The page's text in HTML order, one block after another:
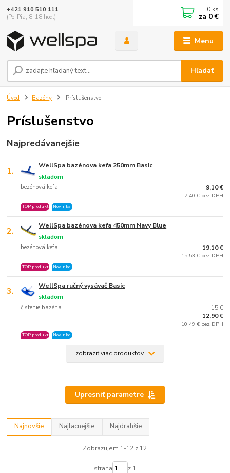
Menu
Hľadať
+421 910 510 111
(Po-Pia, 8-18 hod.)
0 ks
za 0 €
Úvod Bazény Príslušenstvo
Príslušenstvo
Najpredávanejšie
1. WellSpa bazénova kefa 250mm Basic
bezénová kefa
skladom
TOP produkt Novinka
9,10 €
7,40 € bez DPH
2. WellSpa bazénova kefa 450mm Navy Blue
bezénová kefa
skladom
TOP produkt Novinka
19,10 €
15,53 € bez DPH
3. WellSpa ručný vysávač Basic
čistenie bazéna
skladom
TOP produkt Novinka
15 €
12,90 €
10,49 € bez DPH
zobraziť viac produktov
Upresniť parametre
Najnovšie Najlacnejšie Najdrahšie
Zobrazujem 1-12 z 12
strana z 1